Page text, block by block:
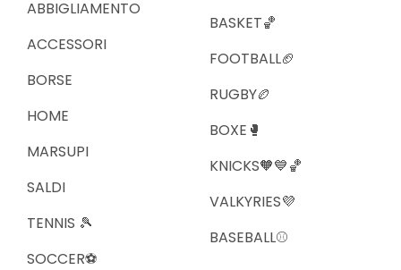
ABBIGLIAMENTO
ACCESSORI
BORSE
HOME
MARSUPI
SALDI
TENNIS 🎾
SOCCER⚽️
BASKET🏀
FOOTBALL🏈
RUGBY🏉
BOXE🥊
KNICKS🧡💙🏀
VALKYRIES💜
BASEBALL⚾️